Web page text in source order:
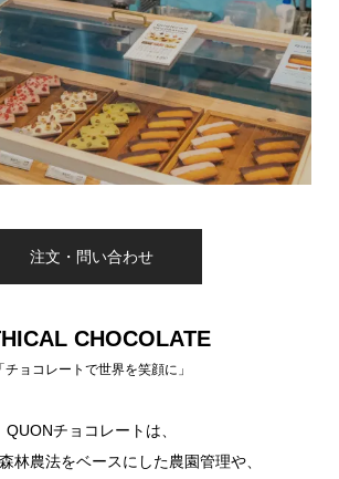
注文・問い合わせ
CHOCOLATE
「チョコレートで世界を笑顔に」
QUONチョコレートは、
林農法をベースにした農園管理や、